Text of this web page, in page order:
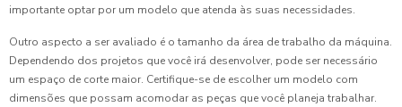
importante optar por um modelo que atenda às suas necessidades.
Outro aspecto a ser avaliado é o tamanho da área de trabalho da máquina.
Dependendo dos projetos que você irá desenvolver, pode ser necessário
um espaço de corte maior. Certifique-se de escolher um modelo com
dimensões que possam acomodar as peças que você planeja trabalhar.